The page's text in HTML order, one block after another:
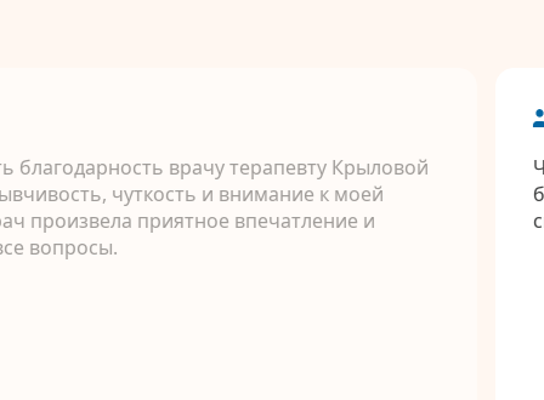
благодарность врачу терапевту Крыловой
чуткость и внимание к моей
произвела приятное впечатление и
вопросы.